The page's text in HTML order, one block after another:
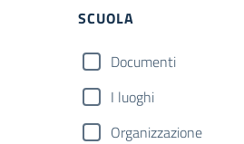
Filtri
SCUOLA
Documenti
I luoghi
Organizzazione